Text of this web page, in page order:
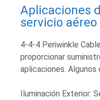
Aplicaciones
servicio aéreo
4-4-4 Periwinkle
proporcionar
aplicaciones.
Iluminación Exterior: